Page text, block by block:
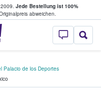
Jede Bestellung ist 100%
abweichen.
StubHub - Wo
Palacio de los Deportes